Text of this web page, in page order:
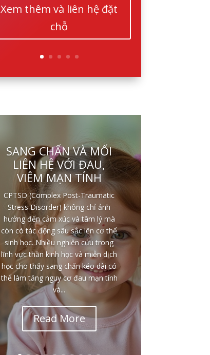
Xem thêm và liên hệ đặt
chỗ
SANG CHẤN VÀ MỐI
LIÊN HỆ VỚI ĐAU,
VIÊM MẠN TÍNH
CPTSD (Complex Post-Traumatic
Stress Disorder) không chỉ ảnh
hưởng đến cảm xúc và tâm lý mà
còn có tác động sâu sắc lên cơ thể
sinh học. Nhiều nghiên cứu trong
lĩnh vực thần kinh học và miễn dịch
học cho thấy sang chấn kéo dài có
thể làm tăng nguy cơ đau mạn tính
và...
Read More